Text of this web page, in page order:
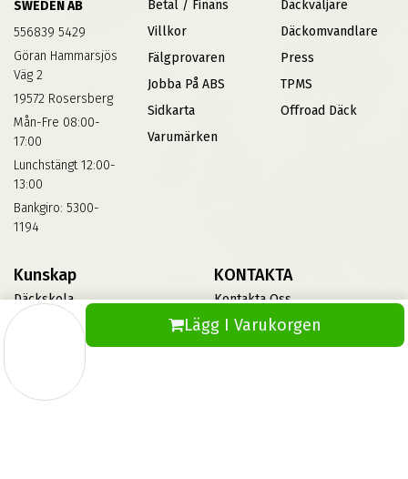
Lägg I Varukorgen
SWEDEN AB
556839 5429
Göran Hammarsjös
Väg 2
19572 Rosersberg
Mån-Fre 08:00-
17:00
Lunchstängt 12:00-
13:00
Bankgiro: 5300-
1194
Betal / Finans
Villkor
Fälgprovaren
Jobba På ABS
Sidkarta
Varumärken
Däckväljare
Däckomvandlare
Press
TPMS
Offroad Däck
Kunskap
Däckskola
Informationsbank Av Däck
Och Fälgar
KONTAKTA
Kontakta Oss
Vinterdäck